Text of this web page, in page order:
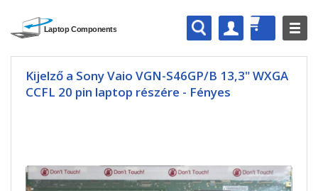
Kijelző a Sony Vaio VGN-S46GP/B 13,3" WXGA
CCFL 20 pin laptop részére - Fényes